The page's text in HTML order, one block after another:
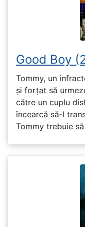
Good Boy
Tommy, un
și forțat să
către un cuplu
încearcă să-l
Tommy trebuie